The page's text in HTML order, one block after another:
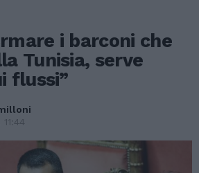
i barconi che
Tunisia, serve
flussi”